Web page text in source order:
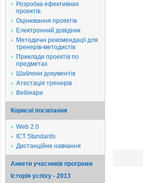
Розробка ефективних
проектів
Оцінювання проектів
Електронний довідник
Методичні рекомендації для
тренерів-методистів
Приклади проектів по
предметах
Шаблони документів
Атестація тренерів
Вебінари
Корисні посилання
Web 2.0
ICT Standards
Дистанційне навчання
Анкети учасників програми
Історія успіху - 2013